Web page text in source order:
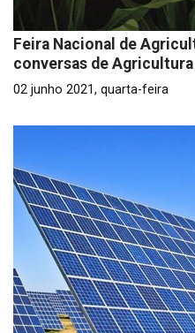
Feira Nacional de
conversas de Agricultura
02 junho 2021, quarta-feira